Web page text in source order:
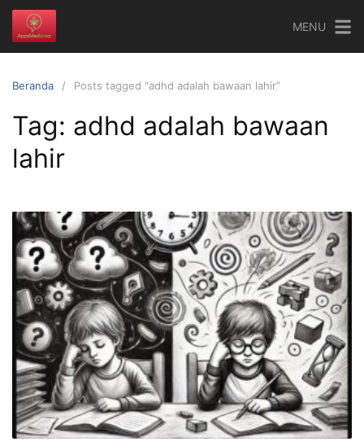
Langsung
konten
MENU
Beranda Posts tagged “adhd adalah bawaan lahir”
Tag: adhd adalah bawaan
lahir